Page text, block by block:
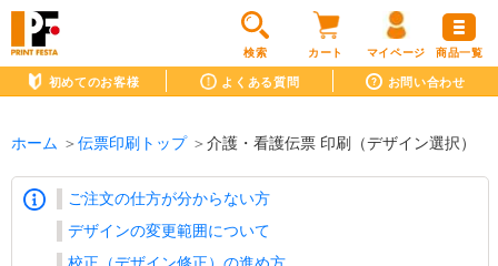
検索 カート マイページ
初めてのお客様 よくある質問 お問い合わせ
商品一覧
ホーム 伝票印刷トップ 介護・看護伝票 印刷（デザイン選択）
ご注文の仕方が分からない方
デザインの変更範囲について